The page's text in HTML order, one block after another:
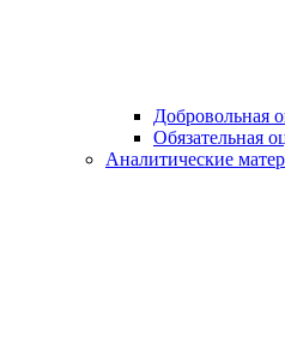
Добровольная
Обязательная
Аналитические